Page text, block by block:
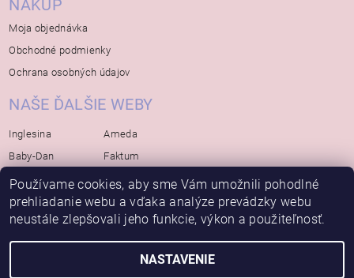
NÁKUP
Moja objednávka
Obchodné podmienky
Ochrana osobných údajov
NAŠE ĎALŠIE WEBY
Inglesina
Baby-Dan
Rialto
Bébé-Jou
Avova
Ameda
Faktum
Koelstra
Bambino-Mio
Používame cookies, aby sme Vám umožnili pohodlné
prehliadanie webu a vďaka analýze prevádzky webu
neustále zlepšovali jeho funkcie, výkon a použiteľnosť.
NASTAVENIE